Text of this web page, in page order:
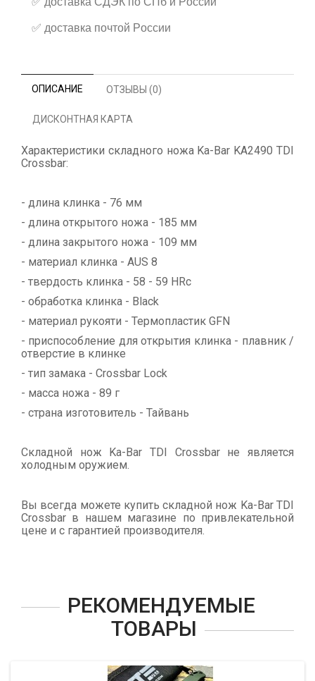
✅ доставка почтой России
ОПИСАНИЕ ОТЗЫВЫ (0)
ДИСКОНТНАЯ КАРТА
Характеристики складного ножа Ka-Bar KA2490 TDI
Crossbar:
- длина клинка - 76 мм
- длина открытого ножа - 185 мм
- длина закрытого ножа - 109 мм
- материал клинка - AUS 8
- твердость клинка - 58 - 59 HRc
- обработка клинка - Black
- материал рукояти - Термопластик GFN
- приспособление для открытия клинка - плавник /
отверстие в клинке
- тип замака - Crossbar Lock
- масса ножа - 89 г
- страна изготовитель - Тайвань
Складной нож Ka-Bar TDI Crossbar не является
холодным оружием.
Вы всегда можете купить складной нож Ka-Bar TDI
Crossbar в нашем магазине по привлекательной
цене и с гарантией производителя.
РЕКОМЕНДУЕМЫЕ
ТОВАРЫ